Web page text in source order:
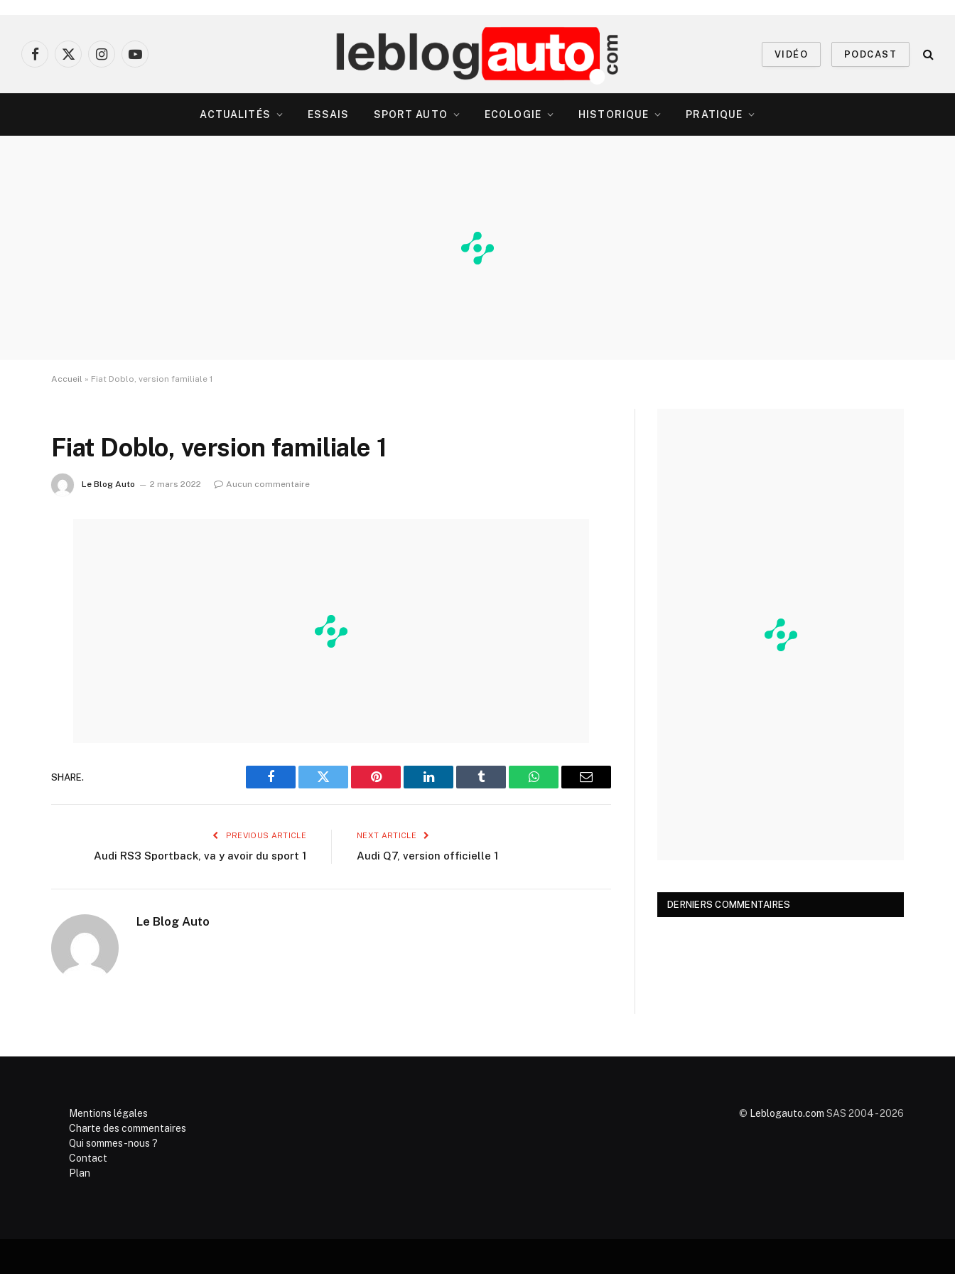
Facebook
X
InstagramYouTube
VIDÉO PODCAST
ACTUALITÉS ESSAIS SPORT AUTO ECOLOGIE HISTORIQUE PRATIQUE
Accueil » Fiat Doblo, version familiale 1
Fiat Doblo, version familiale 1
Le Blog Auto 2 mars 2022 Aucun commentaire
SHARE.
Facebook Twitter Pinterest LinkedIn Tumblr WhatsAppEmail
PREVIOUS ARTICLE
Audi RS3 Sportback, va y avoir du sport 1
NEXT ARTICLE
Audi Q7, version officielle 1
Le Blog Auto
DERNIERS COMMENTAIRES
Mentions légales
Charte des commentaires
Qui sommes-nous ?
Contact
Plan
© Leblogauto.com SAS 2004 - 2026